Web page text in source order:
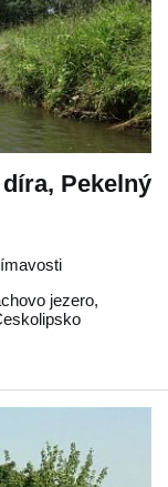
Pekelný
jezero,